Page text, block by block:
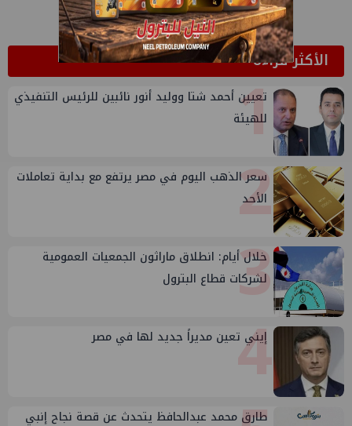
الأكثر قراءة
1
تعيين أحمد شتا ووليد أنور نائبين للرئيس التنفيذي
للهيئة
2
سعر الذهب اليوم في مصر يرتفع مع بداية تعاملات
الأحد
3
خلال أيام: انطلاق ماراثون الجمعيات العمومية
لشركات قطاع البترول
4
إيني تعين مديراً جديد لها في مصر
طارق محمد عبدالحافظ يتحدث عن قصة نجاح إنبي